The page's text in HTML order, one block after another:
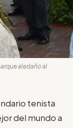
aledaño al
tenista
del mundo a